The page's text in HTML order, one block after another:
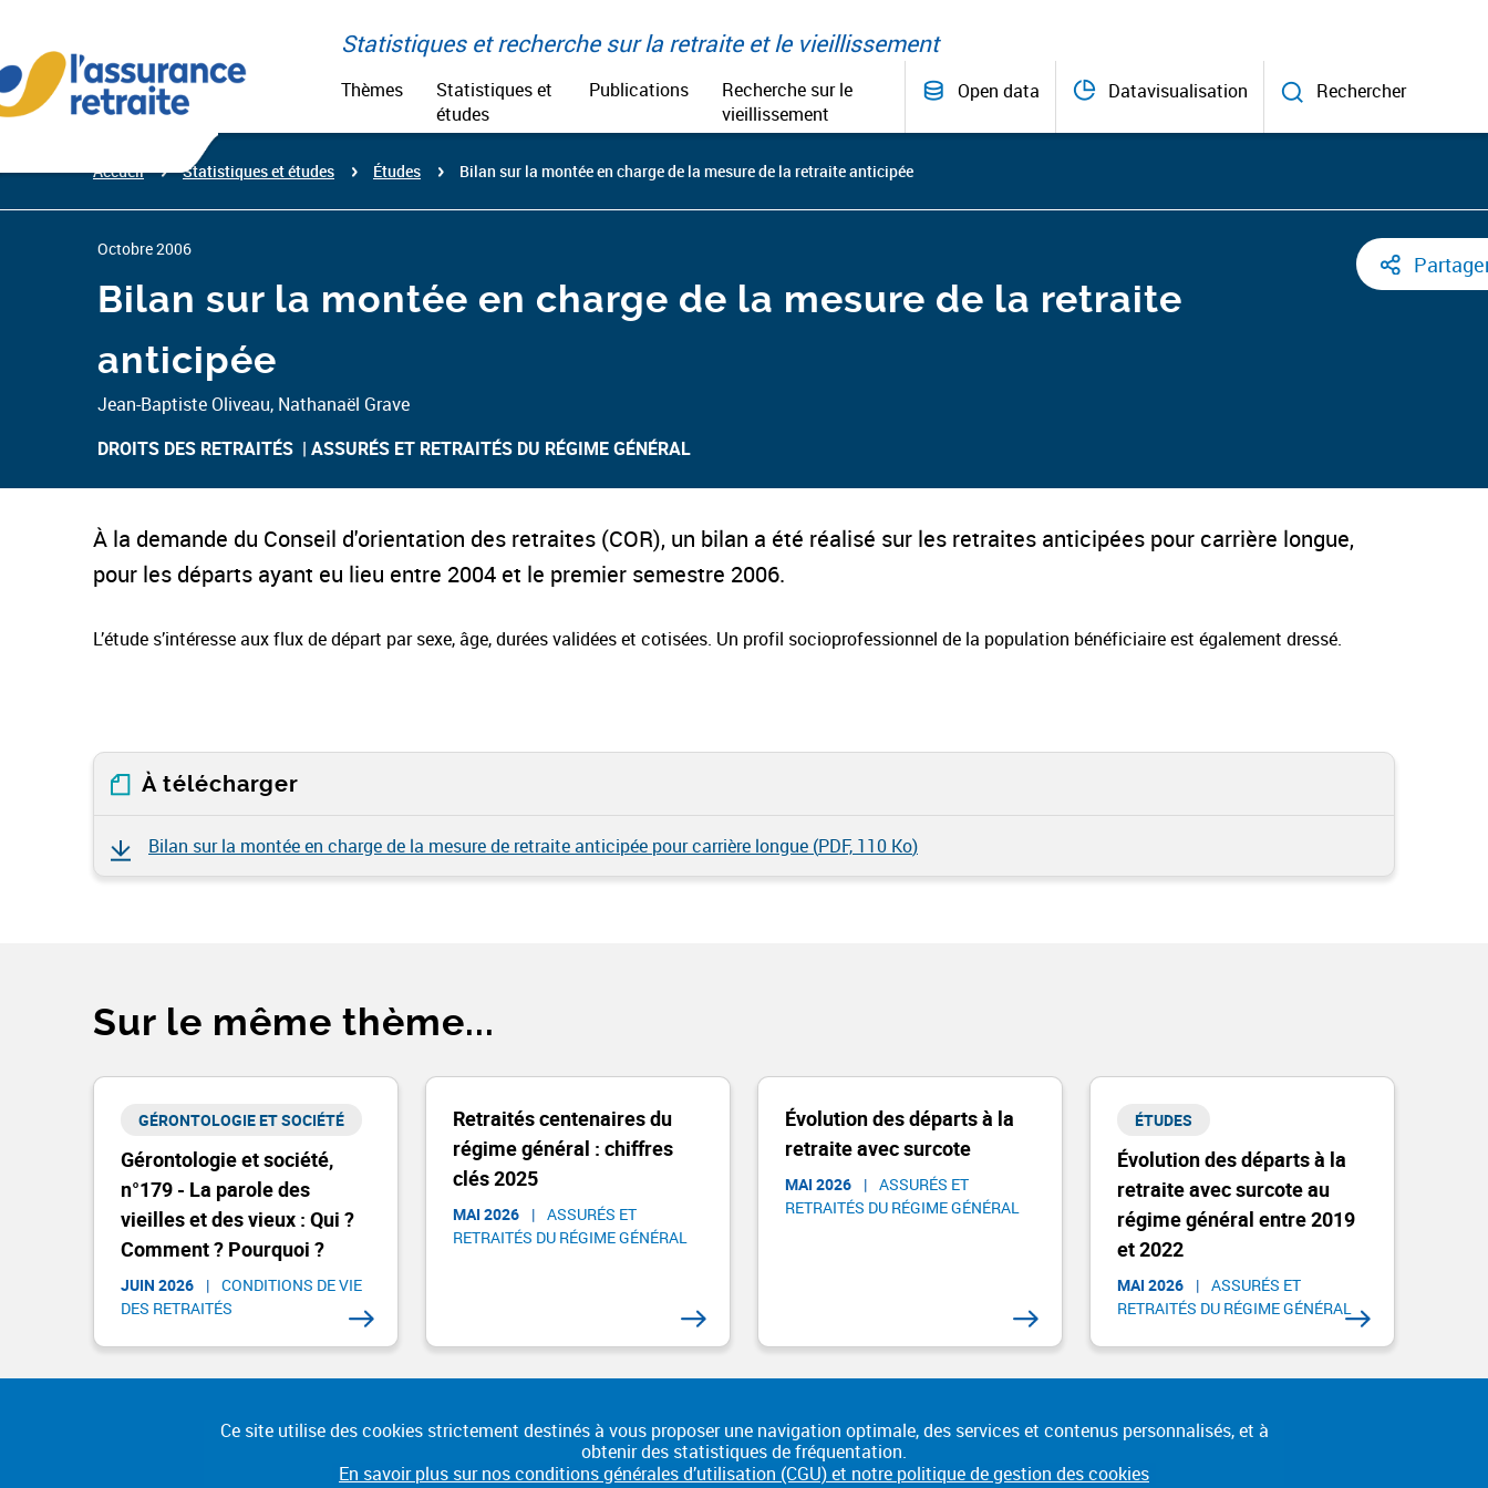
contenu
Statistiques et recherche sur la retraite et le vieillissement
Thèmes
Statistiques et
études
Publications
Recherche sur le
vieillissement
Open data Datavisualisation Rechercher
Accueil Statistiques et études Études Bilan sur la montée en charge de la mesure de la retraite anticipée
Octobre 2006
Bilan sur la montée en charge de la mesure de la retraite
anticipée
Jean-Baptiste Oliveau, Nathanaël Grave
DROITS DES RETRAITÉS ​
ASSURÉS ET RETRAITÉS DU RÉGIME GÉNÉRAL​
À la demande du Conseil d'orientation des retraites (COR), un bilan a été réalisé sur les retraites anticipées pour carrière longue,
pour les départs ayant eu lieu entre 2004 et le premier semestre 2006.
L’étude s’intéresse aux flux de départ par sexe, âge, durées validées et cotisées. Un profil socioprofessionnel de la population bénéficiaire est également dressé.
À télécharger
Bilan sur la montée en charge de la mesure de retraite anticipée pour carrière longue (PDF, 110 Ko)
Sur le même thème...
Gérontologie et société,
n°179 - La parole des
vieilles et des vieux : Qui ?
Comment ? Pourquoi ?
GÉRONTOLOGIE ET SOCIÉTÉ​
JUIN 2026 | CONDITIONS DE VIE
DES RETRAITÉS
Retraités centenaires du
régime général : chiffres
clés 2025
MAI 2026 | ASSURÉS ET
RETRAITÉS DU RÉGIME GÉNÉRAL​
Évolution des départs à la
retraite avec surcote
MAI 2026 | ASSURÉS ET
RETRAITÉS DU RÉGIME GÉNÉRAL​
Évolution des départs à la
retraite avec surcote au
régime général entre 2019
et 2022
ÉTUDES
MAI 2026 | ASSURÉS ET
RETRAITÉS DU RÉGIME GÉNÉRAL​
Nous connaître Lexique Sites utiles Accessibilité : conformité partielle
Gestion des cookies
Ce site utilise des cookies strictement destinés à vous proposer une navigation optimale, des services et contenus personnalisés, et à
obtenir des statistiques de fréquentation.
En savoir plus sur nos conditions générales d’utilisation (CGU) et notre politique de gestion des cookies